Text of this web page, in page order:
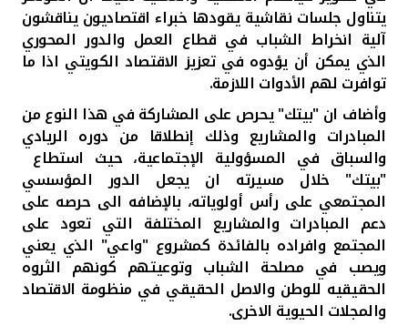
المملكة المتحدة
مملكة البحرين
يتناول جلسات نقاشية يقودها خبراء اقتصاديون يناقشون
آلية انخراط الشباب في قطاع العمل والدور المحوري
الذي يمكن أن يؤدوه في تعزيز الاقتصاد الكويتي اذا ما
توافرت لهم الأدوات اللازمة.
وأضاف ان "بيتك" يحرص على المشاركة في هذا النوع من
المبادرات والمشاريع وذلك إنطلاقا من دوره الريادي
والسباق في المسؤولية الإجتماعية، حيث استطاع
"بيتك" خلال مسيرته ان يجعل الدور المؤسسي
المجتمعي على رأس أولوياته، بالإضافه الى حرصه على
دعم المبادرات والمشاريع المختلفة التي تعود على
المجتمع وافراده بالفائدة كمشروع "واعي" الذي يعني
ويصب في مصلحة الشباب وتوعيتهم كونهم الثروه
الحقيقيه للوطن والاصل الحقيقي في منظومة الاقتصاد
والمجلات الحيوية الاخرى.